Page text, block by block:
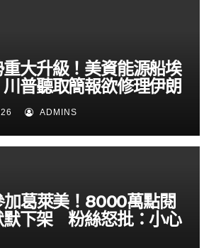
大升級！美資能源船埃
普聽取簡報欲修理伊朗
ADMINS
加葛萊美！8000萬點閱
默下架 粉絲怒批：小心